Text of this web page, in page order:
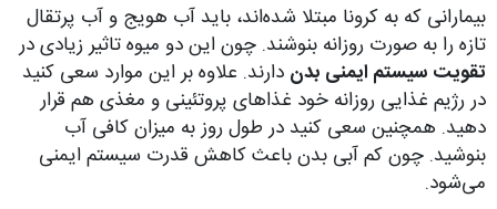
بیمارانی که به کرونا مبتلا شده‌اند، باید آب هویج و آب پرتقال
تازه را به صورت روزانه بنوشند. چون این دو میوه تاثیر زیادی در
تقویت سیستم ایمنی بدن دارند. علاوه بر این موارد سعی کنید
در رژیم غذایی روزانه خود غذاهای پروتئینی و مغذی هم قرار
دهید. همچنین سعی کنید در طول روز به میزان کافی آب
بنوشید. چون کم آبی بدن باعث کاهش قدرت سیستم ایمنی
می‌شود.